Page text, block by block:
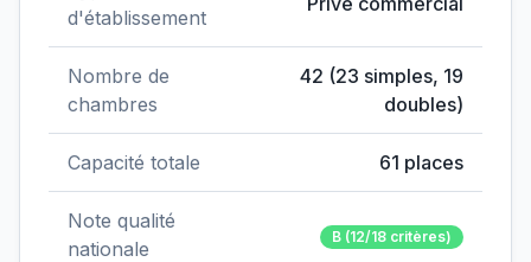
d'établissement
Nombre de
chambres
42 (23 simples, 19
doubles)
Capacité totale 61 places
Note qualité
nationale
B (12/18 critères)